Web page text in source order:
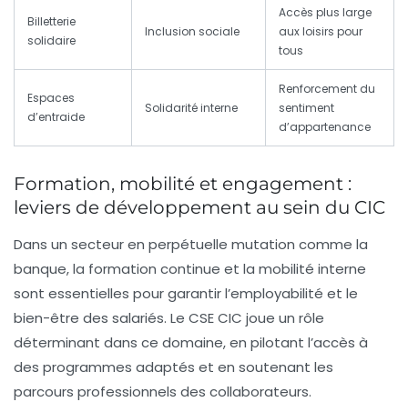
Billetterie
solidaire
Inclusion sociale
Accès plus large
aux loisirs pour
tous
Espaces
d’entraide
Solidarité interne
Renforcement du
sentiment
d’appartenance
Formation, mobilité et engagement :
leviers de développement au sein du CIC
Dans un secteur en perpétuelle mutation comme la
banque, la formation continue et la mobilité interne
sont essentielles pour garantir l’employabilité et le
bien-être des salariés. Le CSE CIC joue un rôle
déterminant dans ce domaine, en pilotant l’accès à
des programmes adaptés et en soutenant les
parcours professionnels des collaborateurs.